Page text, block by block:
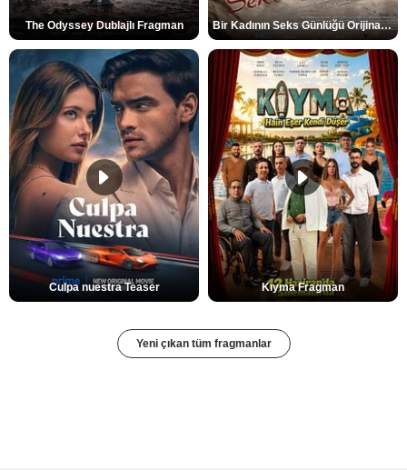
The Odyssey Dublajlı Fragman Bir Kadının Seks Günlüğü Orijinal Fragman
Culpa nuestra Teaser Kıyma Fragman
Yeni çıkan tüm fragmanlar